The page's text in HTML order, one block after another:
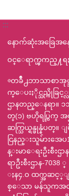
:::
နောက်ဆုံးအခြေအန
ဝင္ေရာက္ၾကည္
◎တခ်ဳိ႕ဘာသာစာအု
က္ေပးႏိုင္သည္ကိုခြင့္
ဌာနတည္ေနရာ။ ၁
တ္(၁) ဗဟိုရပ္ကြက္
ဆက္သြယ္ရန္ဖုန္နံပတ္။
ငြနည္းသူမ်ားအေပ
န္းမာေရးဦးစီးဌ
ရာဦးစီးဌာန-7038 ္
ႈန၄.ဝ ထက္အဆင့္
စ္ေသာ မန်သူကအင